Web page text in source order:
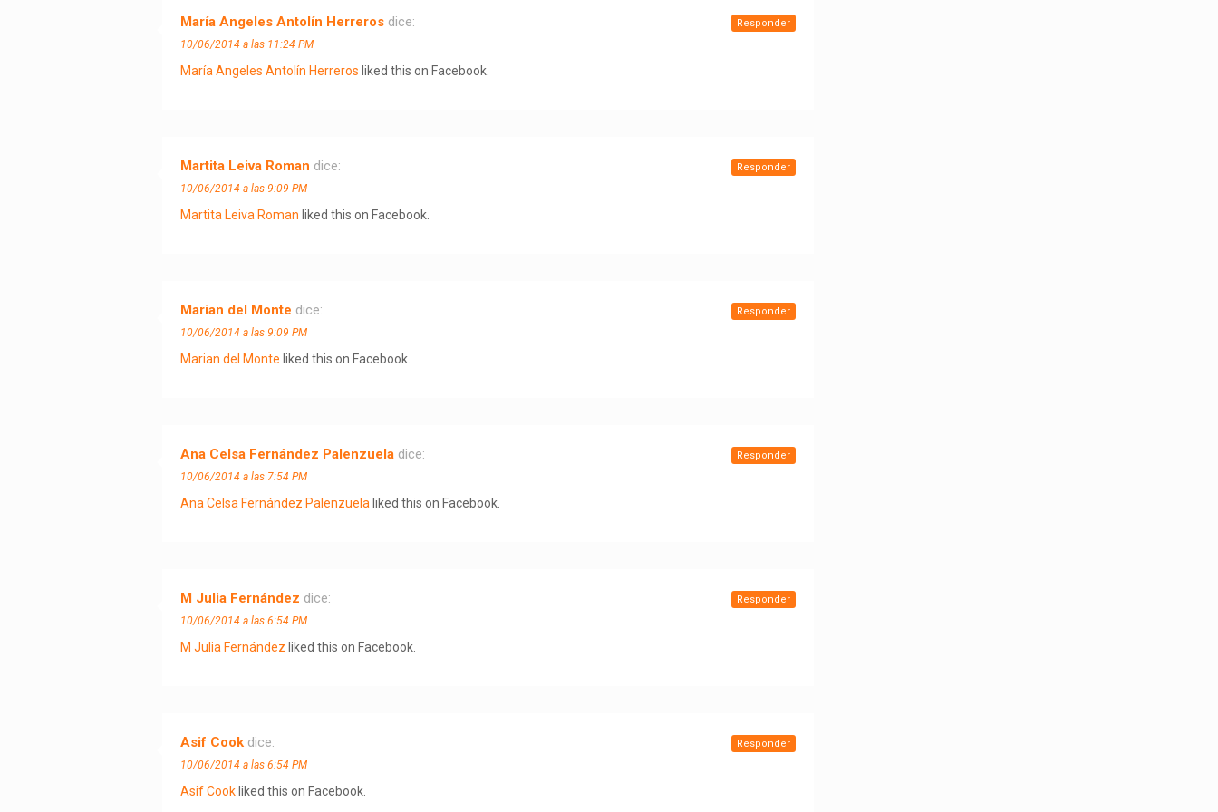
María Angeles Antolín Herreros dice:
10/06/2014 a las 11:24 PM
María Angeles Antolín Herreros liked this on Facebook.
Responder
Martita Leiva Roman dice:
10/06/2014 a las 9:09 PM
Martita Leiva Roman liked this on Facebook.
Responder
Marian del Monte dice:
10/06/2014 a las 9:09 PM
Marian del Monte liked this on Facebook.
Responder
Ana Celsa Fernández Palenzuela dice:
10/06/2014 a las 7:54 PM
Ana Celsa Fernández Palenzuela liked this on Facebook.
Responder
M Julia Fernández dice:
10/06/2014 a las 6:54 PM
M Julia Fernández liked this on Facebook.
Responder
Asif Cook dice:
10/06/2014 a las 6:54 PM
Asif Cook liked this on Facebook.
Responder